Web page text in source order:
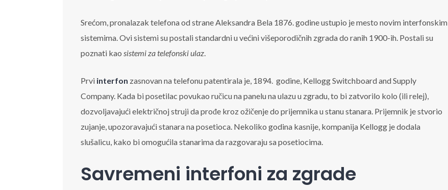
Srećom, pronalazak telefona od strane Aleksandra Bela 1876. godine ustupio je mesto novim interfonskim
sistemima. Ovi sistemi su postali standardni u većini višeporodičnih zgrada do ranih 1900-ih. Postali su
poznati kao sistemi za telefonski ulaz.
Prvi interfon zasnovan na telefonu patentirala je, 1894. godine, Kellogg Switchboard and Supply
Company. Kada bi posetilac povukao ručicu na panelu na ulazu u zgradu, to bi zatvorilo kolo (ili relej),
dozvoljavajući električnoj struji da prođe kroz ožičenje do prijemnika u stanu stanara. Prijemnik je stvorio
zujanje, upozoravajući stanara na posetioca. Nekoliko godina kasnije, kompanija Kellogg je dodala
slušalicu, kako bi omogućila stanarima da razgovaraju sa posetiocima.
Savremeni interfoni za zgrade